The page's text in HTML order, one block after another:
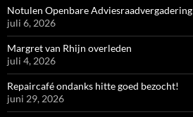
Notulen Openbare Adviesraadvergadering
juli 6, 2026
Margret van Rhijn overleden
juli 4, 2026
Repaircafé ondanks hitte goed bezocht!
juni 29, 2026